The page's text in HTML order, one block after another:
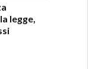
legge,